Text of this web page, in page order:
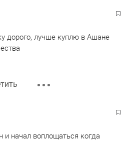
дорого, лучше куплю в Ашане
и начал воплощаться когда